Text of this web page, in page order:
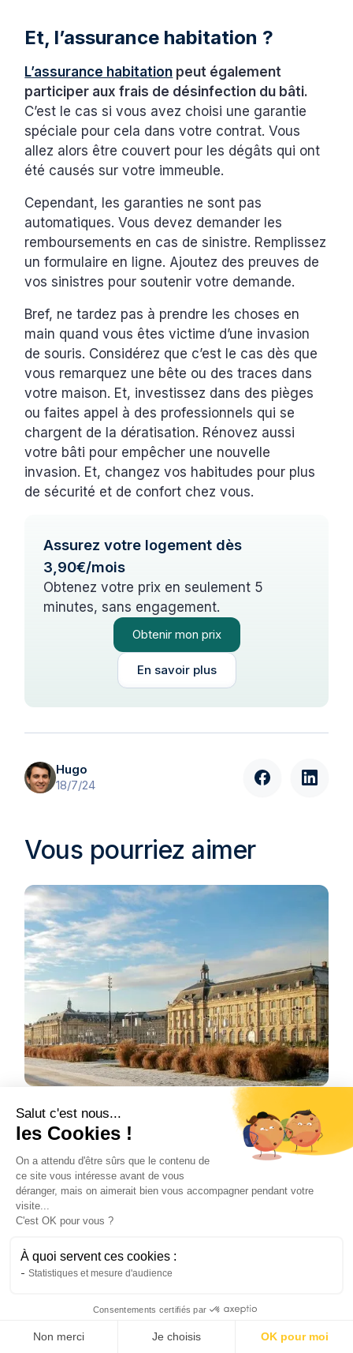
Et, l’assurance habitation ?
L’assurance habitation peut également
participer aux frais de désinfection du bâti.
C’est le cas si vous avez choisi une garantie
spéciale pour cela dans votre contrat. Vous
allez alors être couvert pour les dégâts qui ont
été causés sur votre immeuble.
Cependant, les garanties ne sont pas
automatiques. Vous devez demander les
remboursements en cas de sinistre. Remplissez
un formulaire en ligne. Ajoutez des preuves de
vos sinistres pour soutenir votre demande.
Bref, ne tardez pas à prendre les choses en
main quand vous êtes victime d’une invasion
de souris. Considérez que c’est le cas dès que
vous remarquez une bête ou des traces dans
votre maison. Et, investissez dans des pièges
ou faites appel à des professionnels qui se
chargent de la dératisation. Rénovez aussi
votre bâti pour empêcher une nouvelle
invasion. Et, changez vos habitudes pour plus
de sécurité et de confort chez vous.
Assurez votre logement dès
3,90€/mois
Obtenez votre prix en seulement 5
minutes, sans engagement.
Obtenir mon prix
En savoir plus
Hugo
18/7/24
Vous pourriez aimer
Top 5 des meilleures agences
immobilières à Bordeaux en 2026
En 2026, Bordeaux demeure un marché
immobilier très compétitif. Ce classement met
en avant les agences les plus performantes
pour vendre un bien à Bordeaux, avec Homki
en tête grâce à son modèle hybride à prix fixe,
suivi par Hosman.
6/2/26
Salut c'est nous...
les Cookies !
On a attendu d'être sûrs que le contenu de
ce site vous intéresse avant de vous
déranger, mais on aimerait bien vous accompagner pendant votre
visite...
C'est OK pour vous ?
À quoi servent ces cookies :
Statistiques et mesure d'audience
Consentements certifiés par
Non merci Je choisis OK pour moi